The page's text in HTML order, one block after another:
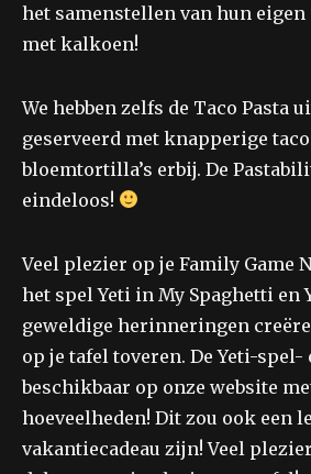
het samenstellen van hun eigen
met kalkoen!
We hebben zelfs de Taco Pasta
geserveerd met knapperige
bloemtortilla’s erbij. De
eindeloos!
Veel plezier op je Family Game
het spel Yeti in My Spaghetti en
geweldige herinneringen
op je tafel toveren. De Yeti-spel-
beschikbaar op onze website
hoeveelheden! Dit zou ook een
vakantiecadeau zijn! Veel